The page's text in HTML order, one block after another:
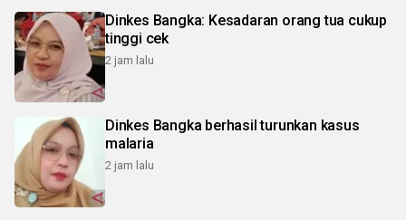
Dinkes Bangka: Kesadaran orang tua cukup
tinggi cek
2 jam lalu
Dinkes Bangka berhasil turunkan kasus
malaria
2 jam lalu